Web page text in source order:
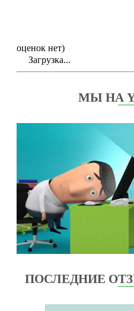
оценок нет)
Загрузка...
МЫ НА
ПОСЛЕДНИЕ